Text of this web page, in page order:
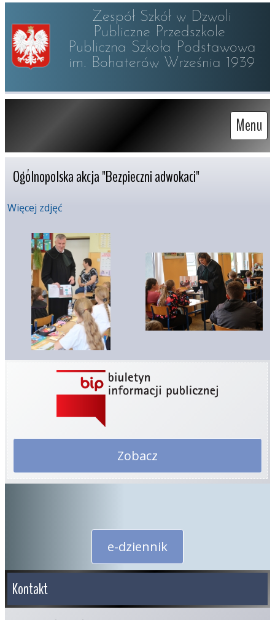
Zespół Szkół w Dzwoli
Publiczne Przedszkole
Publiczna Szkoła Podstawowa
im. Bohaterów Września 1939
Menu
Ogólnopolska akcja "Bezpieczni adwokaci"
Więcej zdjęć
Zobacz
e-dziennik
Kontakt